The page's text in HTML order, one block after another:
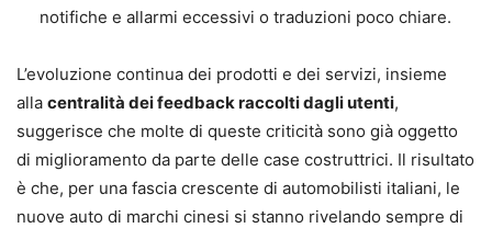
notifiche e allarmi eccessivi o traduzioni poco chiare.
L’evoluzione continua dei prodotti e dei servizi, insieme
alla centralità dei feedback raccolti dagli utenti,
suggerisce che molte di queste criticità sono già oggetto
di miglioramento da parte delle case costruttrici. Il risultato
è che, per una fascia crescente di automobilisti italiani, le
nuove auto di marchi cinesi si stanno rivelando sempre di